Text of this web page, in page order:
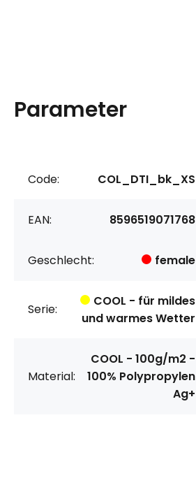
Parameter
Code: COL_DTI_bk_XS
EAN: 8596519071768
Geschlecht: female
Serie:
COOL - für mildes
und warmes Wetter
Material:
COOL - 100g/m2 -
100% Polypropylen
Ag+